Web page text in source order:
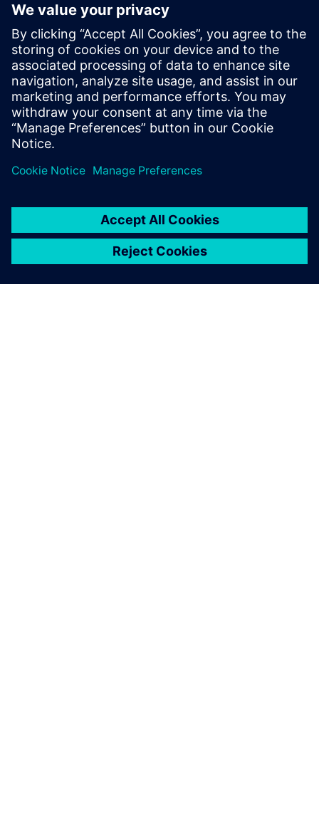
Industries Software. Sie hat einen Master
of Science in Akustik von der Technischen
Universität Breslau in Polen. Sie wohnt
derzeit in Leuven, Belgien. Ihre Arbeit
konzentriert sich auf
branchenübergreifende Lösungen für die
Klangqualitätstechnik und die
Charakterisierung akustischer Materialien.